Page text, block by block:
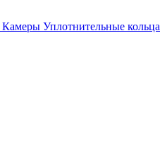
Камеры Уплотнительные кольца